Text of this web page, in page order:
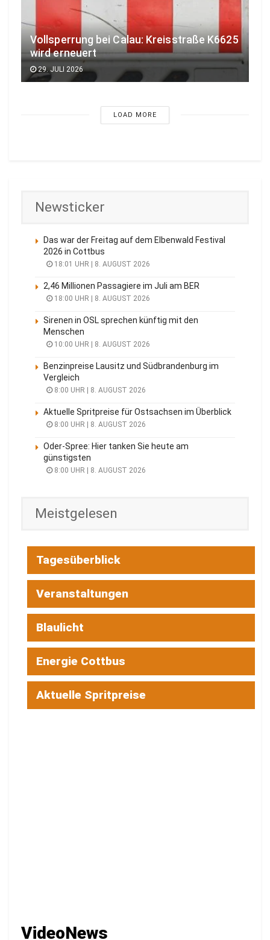
Vollsperrung bei Calau: Kreisstraße K6625
wird erneuert
29. JULI 2026
LOAD MORE
Newsticker
Das war der Freitag auf dem Elbenwald Festival
2026 in Cottbus
18:01 UHR | 8. AUGUST 2026
2,46 Millionen Passagiere im Juli am BER
18:00 UHR | 8. AUGUST 2026
Sirenen in OSL sprechen künftig mit den
Menschen
10:00 UHR | 8. AUGUST 2026
Benzinpreise Lausitz und Südbrandenburg im
Vergleich
8:00 UHR | 8. AUGUST 2026
Aktuelle Spritpreise für Ostsachsen im Überblick
8:00 UHR | 8. AUGUST 2026
Oder-Spree: Hier tanken Sie heute am
günstigsten
8:00 UHR | 8. AUGUST 2026
Meistgelesen
Tagesüberblick
Veranstaltungen
Blaulicht
Energie Cottbus
Aktuelle Spritpreise
VideoNews